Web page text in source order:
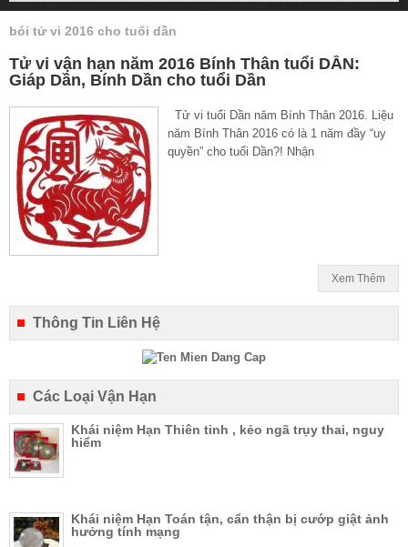
bói tử vi 2016 cho tuổi dần
Tử vi vận hạn năm 2016 Bính Thân tuổi DẦN:
Giáp Dần, Bính Dần cho tuổi Dần
Tử vi tuổi Dần năm Bính Thân 2016. Liệu
năm Bính Thân 2016 có là 1 năm đầy “uy
quyền” cho tuổi Dần?! Nhận
Xem Thêm
Thông Tin Liên Hệ
Các Loại Vận Hạn
Khái niệm Hạn Thiên tinh , kẻo ngã trụy thai, nguy
hiểm
Khái niệm Hạn Toán tận, cẩn thận bị cướp giật ảnh
hưởng tính mạng